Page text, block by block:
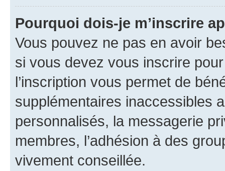
Pourquoi dois-je m’inscrire
Vous pouvez ne pas en avoir
si vous devez vous inscrire
l’inscription vous permet de
supplémentaires inaccessibles
personnalisés, la messagerie
membres, l’adhésion à des
vivement conseillée.